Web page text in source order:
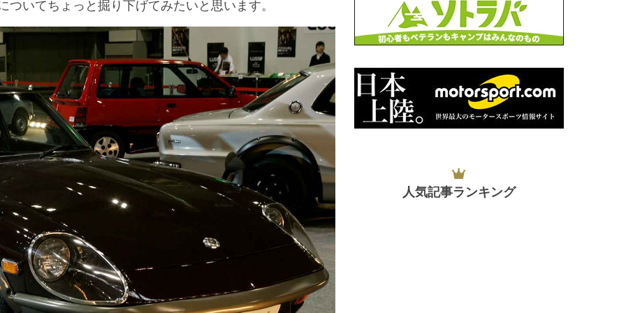
いてちょっと掘り下げてみたいと思います。
人気記事ランキング